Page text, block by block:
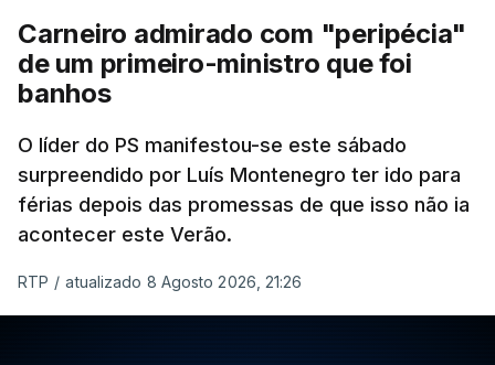
Carneiro admirado com "peripécia"
de um primeiro-ministro que foi
banhos
O líder do PS manifestou-se este sábado
surpreendido por Luís Montenegro ter ido para
férias depois das promessas de que isso não ia
acontecer este Verão.
RTP / atualizado 8 Agosto 2026, 21:26